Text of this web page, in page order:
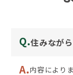
Q.住みなが
A.内容により